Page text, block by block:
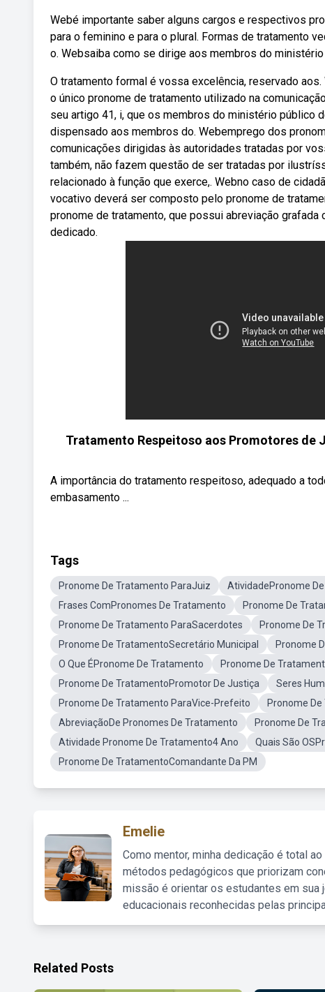
Webé importante saber alguns cargos e respectivos
para o feminino e para o plural. Formas de tratamento
o. Websaiba como se dirige aos membros do
O tratamento formal é vossa excelência, reservado
o único pronome de tratamento utilizado na
seu artigo 41, i, que os membros do ministério público
dispensado aos membros do. Webemprego dos
comunicações dirigidas às autoridades tratadas por
também, não fazem questão de ser tratadas por
relacionado à função que exerce,. Webno caso de
vocativo deverá ser composto pelo pronome de
pronome de tratamento, que possui abreviação
dedicado.
Tratamento Respeitoso aos Promotores de
A importância do tratamento respeitoso, adequado a
embasamento ...
Tags
Pronome De Tratamento ParaJuiz AtividadePronome
Frases ComPronomes De Tratamento
Pronome De
Pronome De Tratamento ParaSacerdotes
Pronome De
Pronome De TratamentoSecretário Municipal
Pronome
O Que ÉPronome De Tratamento
Pronome De
Pronome De TratamentoPromotor De Justiça
Seres
Pronome De Tratamento ParaVice-Prefeito
Pronome
AbreviaçãoDe Pronomes De Tratamento
Pronome De
Atividade Pronome De Tratamento4 Ano
Quais São
Pronome De TratamentoComandante Da PM
Emelie
Como mentor, minha dedicação é total
métodos pedagógicos que priorizam
missão é orientar os estudantes em sua
educacionais reconhecidas pelas
Related Posts